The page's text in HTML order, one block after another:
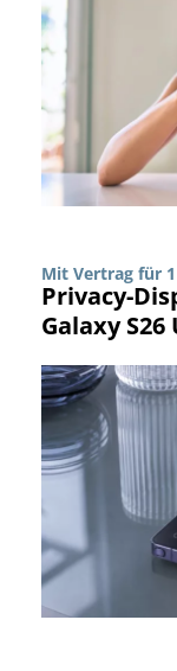
Mit Vertrag für
Privacy-
Galaxy